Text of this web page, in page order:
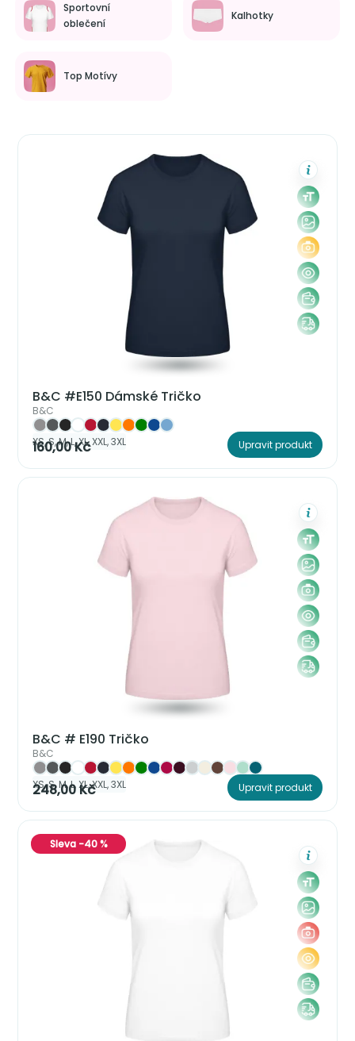
Sportovní
oblečení
Kalhotky
Top Motívy
B&C #E150 Dámské Tričko
B&C
XS, S, M, L, XL, XXL, 3XL
160,00 Kč Upravit produkt
B&C # E190 Tričko
B&C
XS, S, M, L, XL, XXL, 3XL
248,00 Kč Upravit produkt
Sleva -40 %